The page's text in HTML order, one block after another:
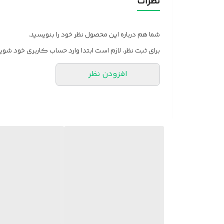
شما هم درباره این محصول نظر خود را بنویسید.
برای ثبت نظر، لازم است ابتدا وارد حساب کاربری خود
افزودن نظر